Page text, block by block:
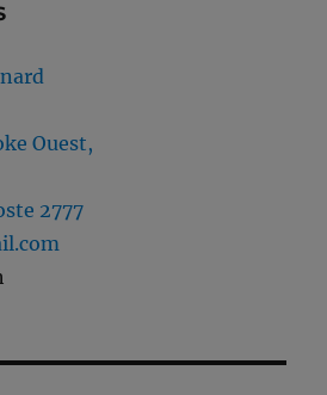
Ouest,
2777